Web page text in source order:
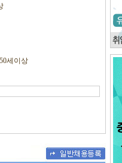
50세이상